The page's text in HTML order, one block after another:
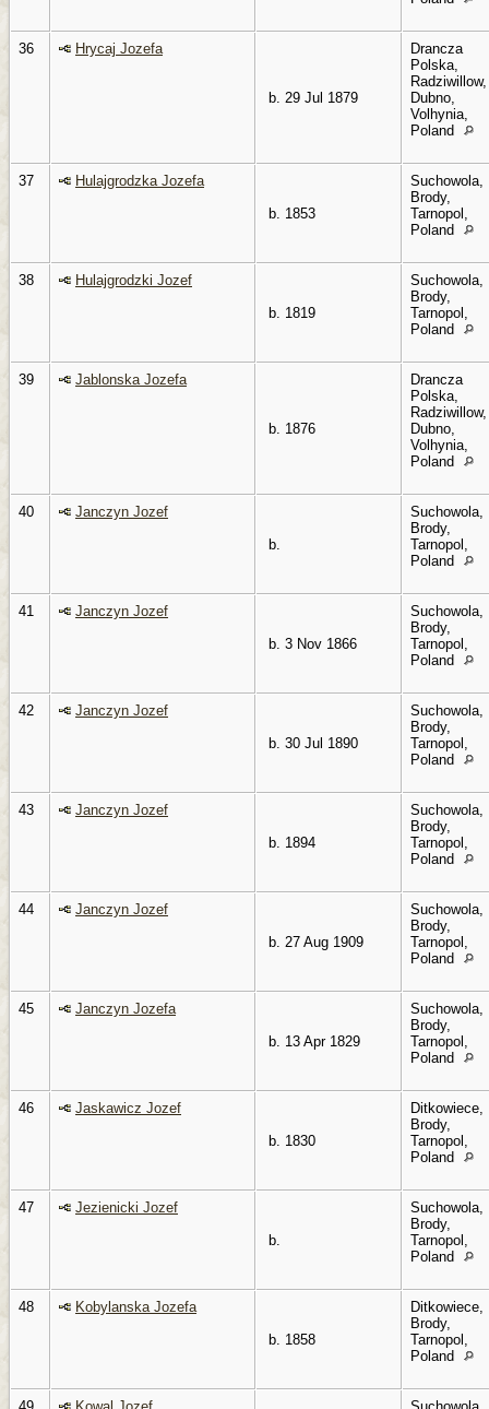
36 Hrycaj Jozefa
b. 29 Jul 1879
Drancza
Polska,
Radziwillow,
Dubno,
Volhynia,
Poland
37
Hulajgrodzka Jozefa
b. 1853
Suchowola,
Brody,
Tarnopol,
Poland
38
Hulajgrodzki Jozef
b. 1819
Suchowola,
Brody,
Tarnopol,
Poland
39 Jablonska Jozefa
b. 1876
Drancza
Polska,
Radziwillow,
Dubno,
Volhynia,
Poland
40
Janczyn Jozef
b.
Suchowola,
Brody,
Tarnopol,
Poland
41
Janczyn Jozef
b. 3 Nov 1866
Suchowola,
Brody,
Tarnopol,
Poland
42
Janczyn Jozef
b. 30 Jul 1890
Suchowola,
Brody,
Tarnopol,
Poland
43
Janczyn Jozef
b. 1894
Suchowola,
Brody,
Tarnopol,
Poland
44
Janczyn Jozef
b. 27 Aug 1909
Suchowola,
Brody,
Tarnopol,
Poland
45
Janczyn Jozefa
b. 13 Apr 1829
Suchowola,
Brody,
Tarnopol,
Poland
46
Jaskawicz Jozef
b. 1830
Ditkowiece,
Brody,
Tarnopol,
Poland
47
Jezienicki Jozef
b.
Suchowola,
Brody,
Tarnopol,
Poland
48
Kobylanska Jozefa
b. 1858
Ditkowiece,
Brody,
Tarnopol,
Poland